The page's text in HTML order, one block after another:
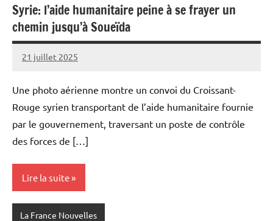
Syrie: l’aide humanitaire peine à se frayer un
chemin jusqu’à Soueïda
21 juillet 2025
Admins
Une photo aérienne montre un convoi du Croissant-
Rouge syrien transportant de l’aide humanitaire fournie
par le gouvernement, traversant un poste de contrôle
des forces de […]
Lire la suite
La France Nouvelles